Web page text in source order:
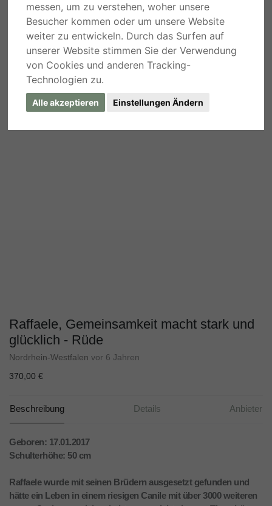
messen, um zu verstehen, woher unsere
Besucher kommen oder um unsere Website
weiter zu entwickeln. Durch das Surfen auf
unserer Website stimmen Sie der Verwendung
von Cookies und anderen Tracking-
Technologien zu.
Alle akzeptieren Einstellungen Ändern
Raffaele, Gemeinsamkeit macht stark und
glücklich - Rüde
Nordrhein-Westfalen vor 6 Jahren
370,00 €
Beschreibung Details Anbieter
Geboren: 17.01.2017
Schulterhöhe: 50 cm
Raffaele wurde mit seinen Brüdern ausgesetzt gefunden und
hätte ein Leben in einem riesigen Canile mit über 3000 weiteren